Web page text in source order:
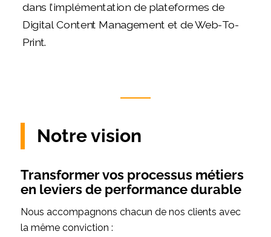
dans l’implémentation de plateformes de
Digital Content Management et de Web-To-
Print.
Notre vision
Transformer vos processus métiers
en leviers de performance durable
Nous accompagnons chacun de nos clients avec
la même conviction :